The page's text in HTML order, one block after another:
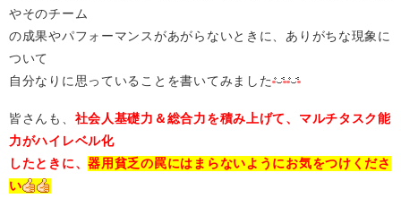
やそのチーム
の成果やパフォーマンスがあがらないときに、ありがちな現象に
ついて
自分なりに思っていることを書いてみました
皆さんも、 社会人基礎力＆総合力を積み上げて、マルチタスク能
力がハイレベル化
したときに、器用貧乏の罠にはまらないようにお気をつけくださ
い